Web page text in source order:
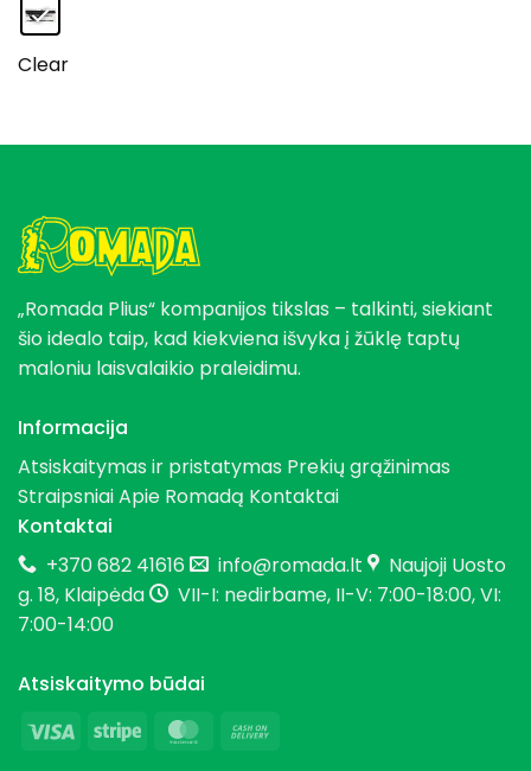
Clear
„Romada Plius“ kompanijos tikslas – talkinti, siekiant
šio idealo taip, kad kiekviena išvyka į žūklę taptų
maloniu laisvalaikio praleidimu.
Informacija
Atsiskaitymas ir pristatymas Prekių grąžinimas
StraipsniaiApie Romadą Kontaktai
Kontaktai
+370 682 41616
info@romada.lt
Naujoji Uosto
g. 18, Klaipėda
VII-I: nedirbame, II-V: 7:00-18:00, VI:
7:00-14:00
Atsiskaitymo būdai
Visa
Stripe MasterCard